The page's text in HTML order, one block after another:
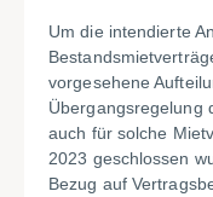
Um die intendierte
vorgesehene
Übergangsregelung
auch für solche
2023 geschlossen
Bezug auf